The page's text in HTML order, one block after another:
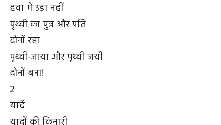
हवा में उड़ा नहीं
पृथ्वी का पुत्र और पति
दोनों रहा
पृथ्वी-जाया और पृथ्वी जयी
दोनों बना!
2
यादें
यादों की किनारी